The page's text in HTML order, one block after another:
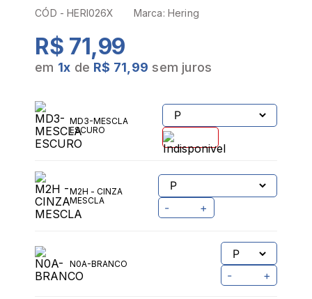
CÓD -HERI026X Marca: Hering
R$ 71,99
em 1x de R$ 71,99 sem juros
PROVADOR VIRTUAL
TABELA DE MEDIDAS
ESCURO